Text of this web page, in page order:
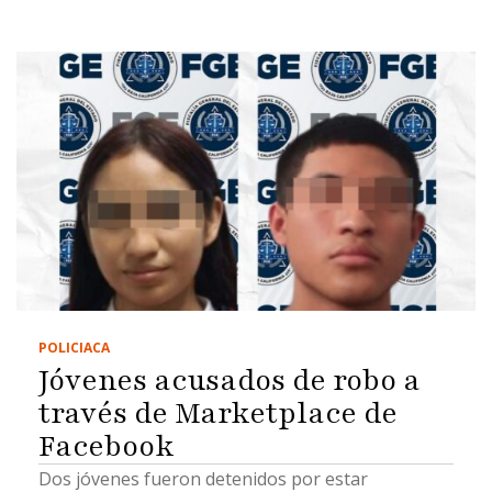
POLICIACA
Jóvenes acusados de robo a
través de Marketplace de
Facebook
Dos jóvenes fueron detenidos por estar